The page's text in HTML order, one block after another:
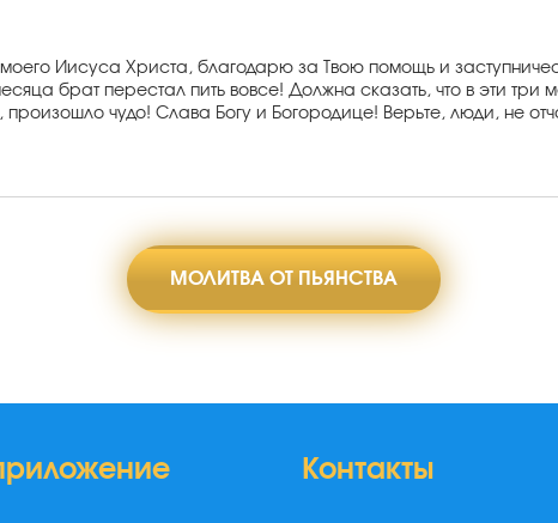
Иисуса Христа, благодарю за Твою помощь и
брат перестал пить вовсе! Должна сказать, что в эти
чудо! Слава Богу и Богородице! Верьте, люди, не
МОЛИТВА ОТ ПЬЯНСТВА
Контакты